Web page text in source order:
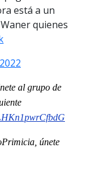
está a un
quienes
al grupo de
únete